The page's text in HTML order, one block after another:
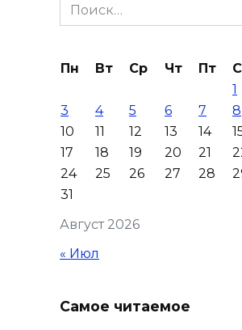
08 августа 2026 17:40
новую модульную
и благоустроят
Платовский
08 августа 2026 17:18
Это стало нашей
самодельные поилки
бездомных животных
Search
for:
Август 2026
Пн Вт Ср Чт Пт
1
3
4 5 6 7 8
10
11 12 13 14
17
18 19 20 21
24
25 26 27 28
31
« Июл
Самое читаемое